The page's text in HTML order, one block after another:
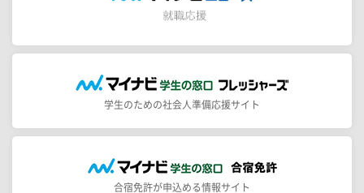
学生のための社会人準備応援サイト
合宿免許が申込める情報サイト